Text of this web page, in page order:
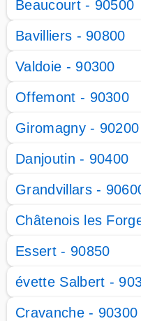
Beaucourt - 90500
Bavilliers - 90800
Valdoie - 90300
Offemont - 90300
Giromagny - 90200
Danjoutin - 90400
Grandvillars -
Châtenois les
Essert - 90850
évette Salbert -
Cravanche - 90300